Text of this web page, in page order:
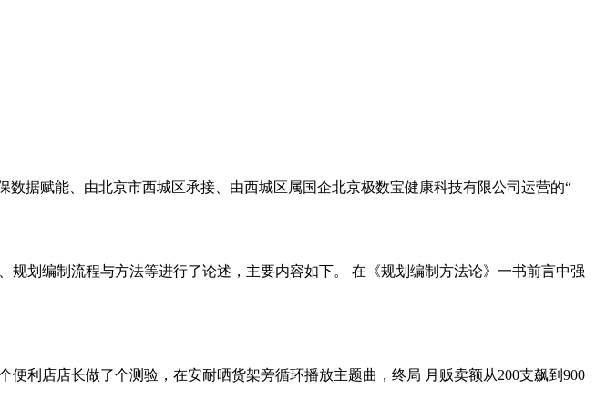
据赋能、由北京市西城区承接、由西城区属国企北京极数宝健康科技有限公司运营的“
划编制流程与方法等进行了论述，主要内容如下。 在《规划编制方法论》一书前言中强
利店店长做了个测验，在安耐晒货架旁循环播放主题曲，终局 月贩卖额从200支飙到900